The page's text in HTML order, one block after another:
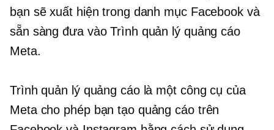
bạn sẽ xuất hiện trong danh mục Facebook và
sẵn sàng đưa vào Trình quản lý quảng cáo
Meta.
Trình quản lý quảng cáo là một công cụ của
Meta cho phép bạn tạo quảng cáo trên